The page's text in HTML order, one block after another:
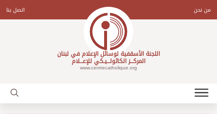
contentمن نحن اتصل بنا
اللجنة الأسقفية لوسائل الإعلام في لبنان
المركـــز الكاثولـــيـكي للإعـــلام
www.centrecatholique.org